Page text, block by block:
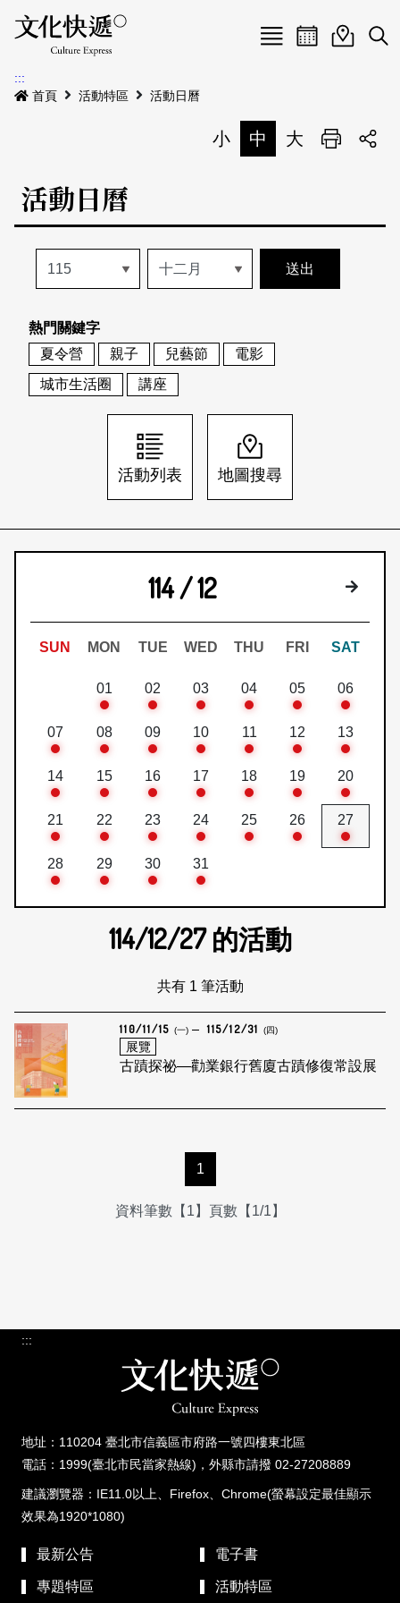
Menu
最新公告
本期專題
歷史專題
活動特區
活動列表
地圖搜尋
關於我們
關於我們
刊物索取地點
會員基本資料
刊登活動
網站導覽 English
日本語 登入/註冊
活動日曆活動地圖
展
:::
首頁
活動特區 活動日曆
小 中 大 列印
活動日曆
熱門關鍵字
夏令營
親子 兒藝節
電影
城市生活圈
講座
活動列表 地圖搜尋
114 / 12 下個月
SUN MON TUE WED THU FRI SAT
01 02 03 04 05 06
07 08 09 10 11 12 13
14 15 16 17 18 19 20
21 22 23 24 25 26 27
28 29 30 31
114/12/27的活動
共有 1 筆活動
110/11/15 (一) 115/12/31 (四)
展覽
古蹟探祕—勸業銀行舊廈古蹟修復常設展
1
資料筆數【1】頁數【1/1】
:::
地址：110204 臺北市信義區市府路一號四樓東北區
電話：1999(臺北市民當家熱線)，外縣市請撥 02-27208889
建議瀏覽器：IE11.0以上、Firefox、Chrome(螢幕設定最佳顯示
效果為1920*1080)
最新公告 電子書
專題特區 活動特區